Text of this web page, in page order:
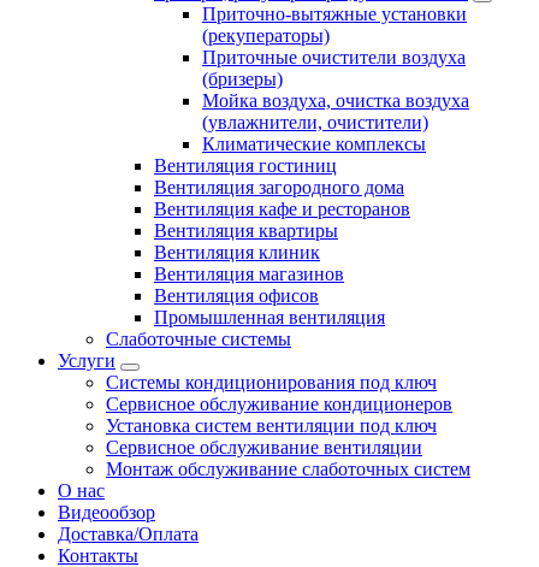
Приточно-вытяжные установки
(рекуператоры)
Приточные очистители воздуха
(бризеры)
Мойка воздуха, очистка воздуха
(увлажнители, очистители)
Климатические комплексы
Вентиляция гостиниц
Вентиляция загородного дома
Вентиляция кафе и ресторанов
Вентиляция квартиры
Вентиляция клиник
Вентиляция магазинов
Вентиляция офисов
Промышленная вентиляция
Слаботочные системы
Услуги
Системы кондиционирования под ключ
Сервисное обслуживание кондиционеров
Установка систем вентиляции под ключ
Сервисное обслуживание вентиляции
Монтаж обслуживание слаботочных систем
О нас
Видеообзор
Доставка/Оплата
Контакты